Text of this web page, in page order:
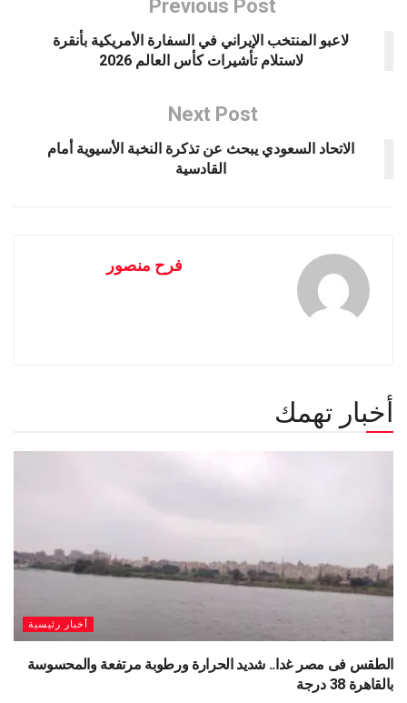
Previous Post
لاعبو المنتخب الإيراني في السفارة الأمريكية بأنقرة
لاستلام تأشيرات كأس العالم 2026
Next Post
الاتحاد السعودي يبحث عن تذكرة النخبة الأسيوية أمام
القادسية
فرح منصور
أخبار تهمك
أخبار رئيسية
الطقس فى مصر غدا.. شديد الحرارة ورطوبة مرتفعة والمحسوسة
بالقاهرة 38 درجة